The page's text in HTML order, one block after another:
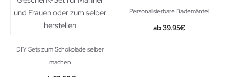
DIY Sets zum Schokolade selber
machen
Personalisierbare Bademäntel
39.95€